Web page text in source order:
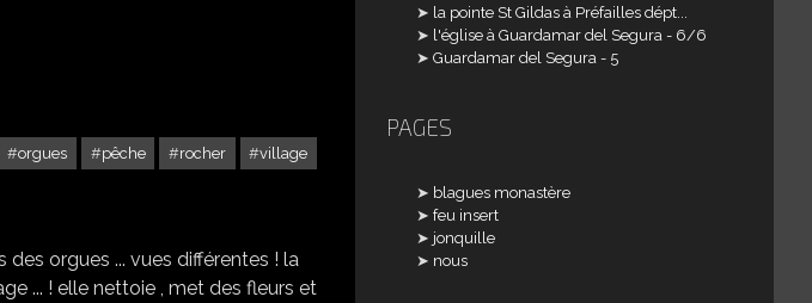
orgues pêche rocher
village
orgues ... vues différentes ! la
... ! elle nettoie , met des fleurs et
la pointe St Gildas à Préfailles dépt...
l'église à Guardamar del Segura - 6/6
Guardamar del Segura - 5
PAGES
blagues monastère
feu insert
jonquille
nous